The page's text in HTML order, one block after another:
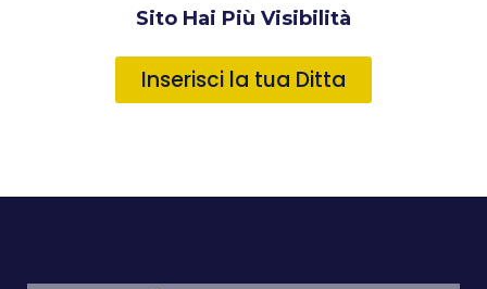
Sito Hai Più Visibilità
Inserisci la tua Ditta